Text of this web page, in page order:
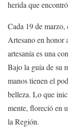
herida que
​Cada 19 de
Artesano en honor
artesanía es una
Bajo la guía de su
manos tienen el
belleza. Lo que
mente, floreció en
la Región.